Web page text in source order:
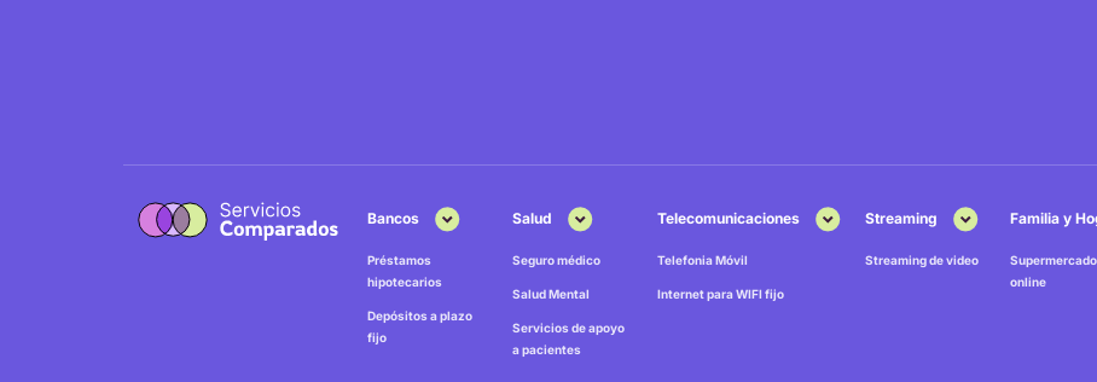
Bancos
Préstamos
hipotecarios
Depósitos a plazo
fijo
Salud
Seguro médico
Salud Mental
Servicios de apoyo
a pacientes
Telecomunicaciones
Telefonia Móvil
Internet para WIFI fijo
Streaming
Streaming de video
Familia y
online